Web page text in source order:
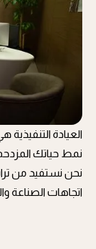
العيادة
نمط حياتك
نحن نستفيد من
اتجاهات الصناعة